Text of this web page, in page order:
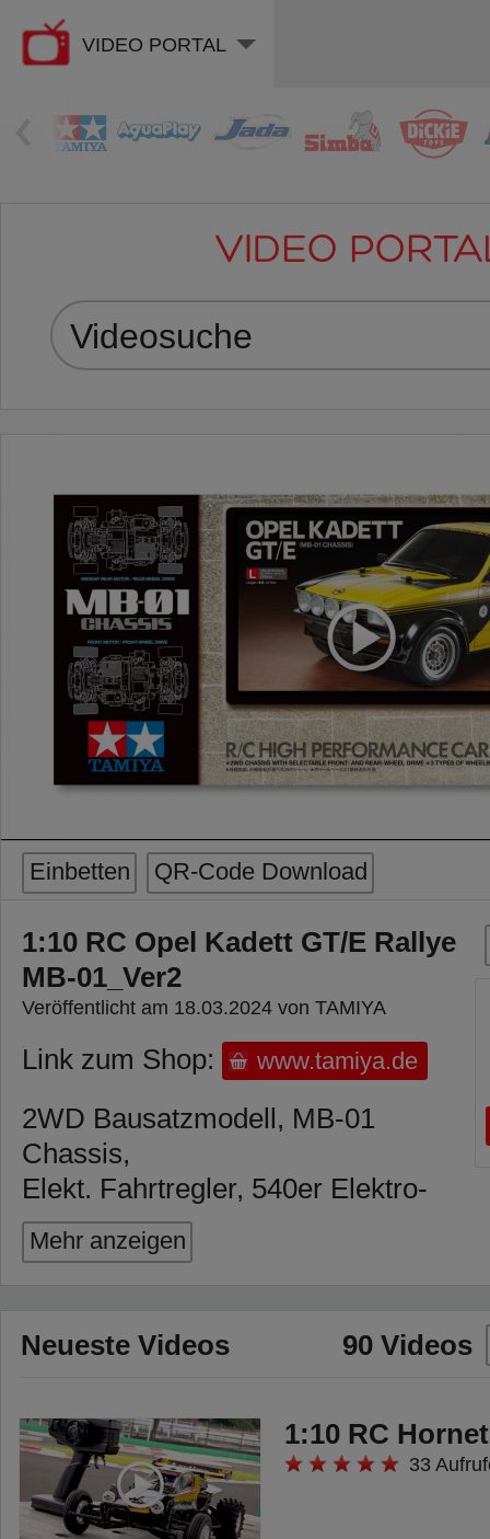
VIDEO PORTAL
VIDEO
Einbetten QR-Code Download
1:10 RC Opel Kadett GT/E Rallye
MB-01_Ver2
Veröffentlicht am 18.03.2024 von TAMIYA
Link zum Shop: www.tamiya.de
2WD Bausatzmodell, MB-01
Chassis,
Elekt. Fahrtregler, 540er Elektro-
motor, Einzelradaufhängung,
Feder-
stellbar, Dekor, Anleitung.
Mehr anzeigen
Neueste Videos 90 Videos
1:10 RC
33